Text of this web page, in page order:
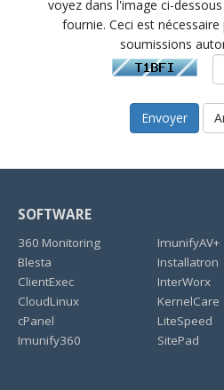
voyez dans l'image ci-
fournie. Ceci est
soumissions
SOFTWARE
360 Monitoring
Blesta
ClientExec
CloudLinux
cPanel
Imunify360
ImunifyAV+
Installatron
InterWorx
KernelCare
LiteSpeed
SitePad